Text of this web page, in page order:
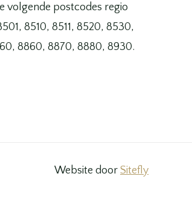
volgende postcodes regio
8510, 8511, 8520, 8530,
8860, 8870, 8880, 8930.
Website door Sitefly